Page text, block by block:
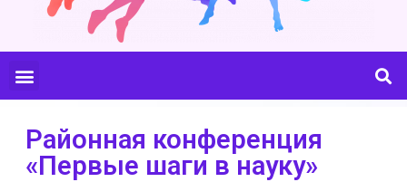
Районная конференция
«Первые шаги в науку»